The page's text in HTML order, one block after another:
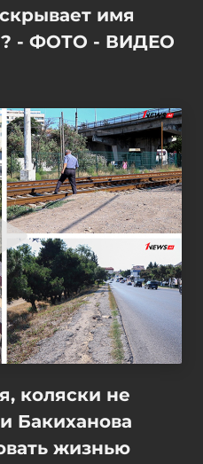
имя
- ФОТО - ВИДЕО
коляски не
Бакиханова
жизнью